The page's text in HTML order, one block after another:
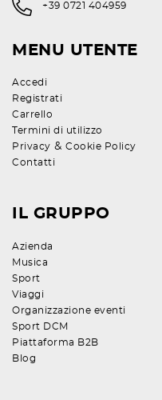
+39 0721 404959
MENU UTENTE
Accedi
Registrati
Carrello
Termini di utilizzo
Privacy & Cookie Policy
Contatti
IL GRUPPO
Azienda
Musica
Sport
Viaggi
Organizzazione eventi
Sport DCM
Piattaforma B2B
Blog